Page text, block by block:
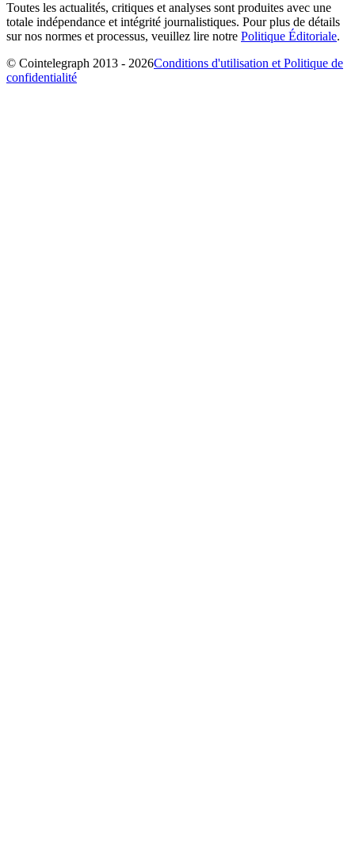
Toutes les actualités, critiques et analyses sont produites avec une
totale indépendance et intégrité journalistiques. Pour plus de détails
sur nos normes et processus, veuillez lire notre Politique Éditoriale.
© Cointelegraph 2013 - 2026Conditions d'utilisation et Politique de
confidentialité